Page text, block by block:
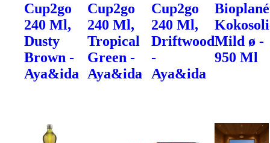
Cup2go
240 Ml,
Dusty
Brown -
Aya&ida
Cup2go
240 Ml,
Tropical
Green -
Aya&ida
Cup2go
240 Ml,
Driftwood
-
Aya&ida
Mild ø -
950 Ml